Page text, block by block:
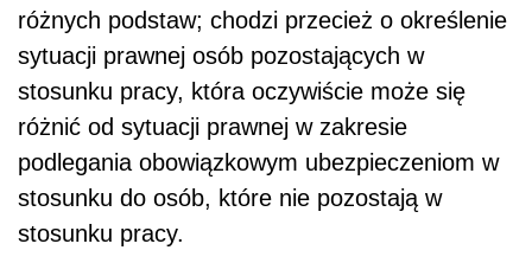
różnych podstaw; chodzi przecież o określenie
sytuacji prawnej osób pozostających w
stosunku pracy, która oczywiście może się
różnić od sytuacji prawnej w zakresie
podlegania obowiązkowym ubezpieczeniom w
stosunku do osób, które nie pozostają w
stosunku pracy.